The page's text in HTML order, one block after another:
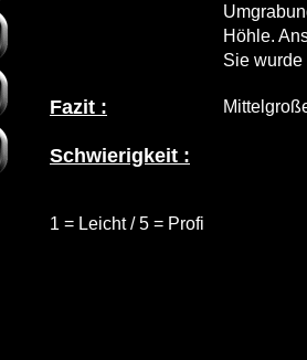
Höhle.
Sie wurde
Fazit :
Schwierigkeit :
1 = Leicht / 5 = Profi